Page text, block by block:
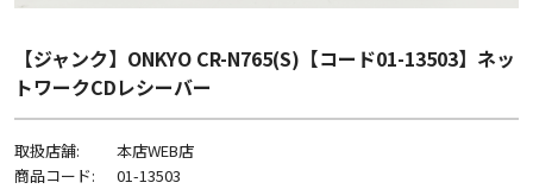
【ジャンク】ONKYO CR-N765(S)【コード01-13503】ネッ
トワークCDレシーバー
取扱店舗:
本店WEB店
商品コード:
01-13503